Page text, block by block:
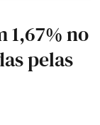
1,67% no
pelas